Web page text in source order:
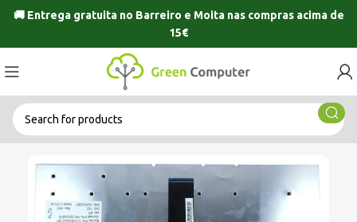
🚚 Entrega gratuita no Barreiro e Moitanas compras acima de
15€